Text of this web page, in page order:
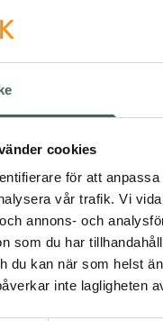
cookies
för att
vår trafik. Vi
annons- och
som du har
du kan när som helst
inte lagligheten